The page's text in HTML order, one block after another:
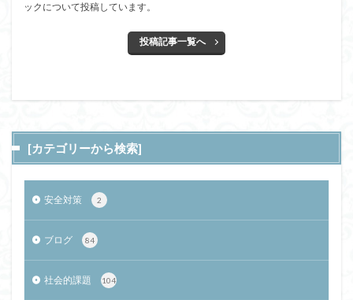
ックについて投稿しています。
投稿記事一覧へ
[カテゴリーから検索]
安全対策 2
ブログ 84
社会的課題 104